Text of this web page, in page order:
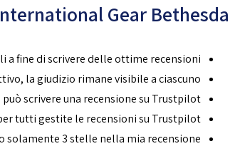
Gear Bethesda
a fine di scrivere delle ottime recensioni.
la giudizio rimane visibile a ciascuno.
può scrivere una recensione su Trustpilot.
tutti gestite le recensioni su Trustpilot.
3 stelle nella mia recensione?